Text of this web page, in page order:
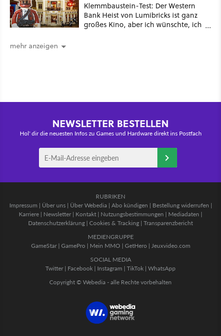
Klemmbaustein-Test: Der Western
Bank Heist von Lumibricks ist ganz
großes Kino, aber ich wünschte, ich
mehr anzeigen
NEWSLETTER BESTELLEN
Hol' dir die neuesten Infos zu Games und Hardware direkt ins Postfach
RUBRIKEN
Impressum | Über uns| Über Webedia | Abo kündigen | Bestellung widerrufen |
Karriere | Newsletter | Kontakt | Nutzungsbestimmungen | Mediadaten |
Datenschutzerklärung | Cookies & Tracking | Transparenzbericht
MEDIENGRUPPE
GameStar| GamePro | Mein MMO | GetHero | Jeuxvideo.com
SOCIAL MEDIA
Twitter | Facebook | Instagram | TikTok | WhatsApp
Copyright © Webedia - alle Rechte vorbehalten